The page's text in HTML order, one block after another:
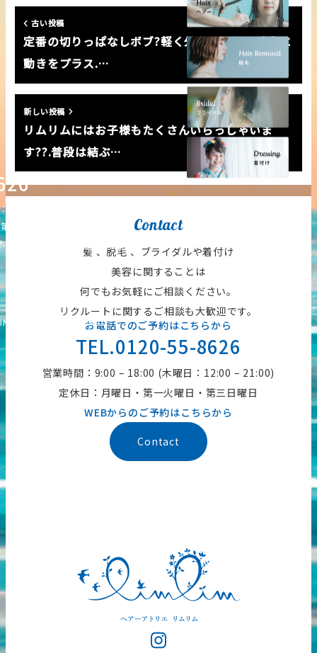
12:00-21:00）
三日曜日
町14-15-7
【Google Map】
All Rights Reserved.
古い投稿
定番の切りっぱなしボブ?軽く外はねさせて毛先に
動きをプラス.…
新しい投稿
リムリムにはお子様もたくさんいらっしゃいま
す??.普段は結ぶ…
Contact
髪 、脱毛 、ブライダルや着付け
美容に関することは
何でもお気軽にご相談ください。
リクルートに関するご相談も大歓迎です。
お電話でのご予約はこちらから
TEL.0120-55-8626
営業時間：9:00 – 18:00 (木曜日：12:00 – 21:00)
定休日：月曜日・第一火曜日・第三日曜日
WEBからのご予約はこちらから
Contact